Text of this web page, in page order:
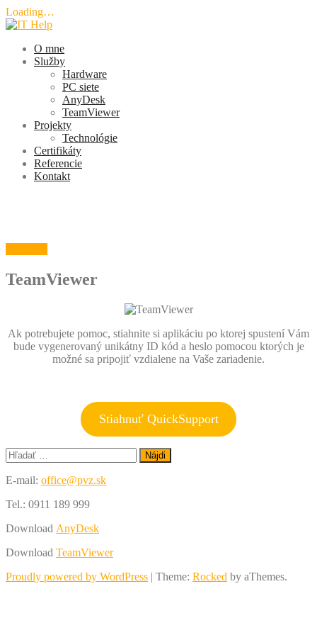
Loading…
Skip
contentO mne
Služby
Hardware
PC siete
AnyDesk
TeamViewer
Projekty
Technológie
Certifikáty
Referencie
Kontakt
TeamViewer
Ak potrebujete pomoc, stiahnite si aplikáciu po ktorej spustení Vám
bude vygenerovaný unikátny ID kód a heslo pomocou ktorých je
možné sa pripojiť vzdialene na Vaše zariadenie.
Stiahnuť QuickSupport
Hľadať:
E-mail: office@pvz.sk
Tel.: 0911 189 999
Download AnyDesk
Download TeamViewer
Proudly powered by WordPress | Theme: Rocked by aThemes.